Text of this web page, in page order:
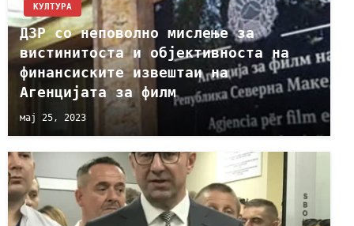
КУЛТУРА
ДЗР со неповолно мислење за
вистинитоста и објективноста на
финансиските извештаи на
Агенцијата за филм
мај 25, 2023